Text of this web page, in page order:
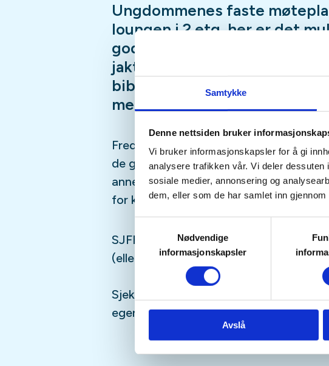
Samtykke
Denne nettsiden bruker
Vi bruker informasjonskapsler for å gi
analysere trafikken vår. Vi deler
sosiale medier, annonsering og
dem, eller som de har samlet inn
Nødvendige
informasjonskapsler
Avslå
Ungdommenes faste
loungen i 2.etg, her er det
god prat i godt selskap,
jaktsimulator, biljard, en tur
bibliotek, Podcast-innspilling
mer
Fredagsmøtene er fast, hver fredag
de gangene vi er borte på fisketurer,
annet moro, følg med i
for kommende aktiviteter!
SJFFUNGs arrangementer er rusfrie,
(eller har lyst til å bli)barn/
Sjekk gjerne ut
egen
podcastpå din favoritt-